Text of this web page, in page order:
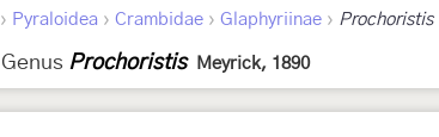
› Pyraloidea › Crambidae › Glaphyriinae › Prochoristis
Genus Prochoristis Meyrick, 1890